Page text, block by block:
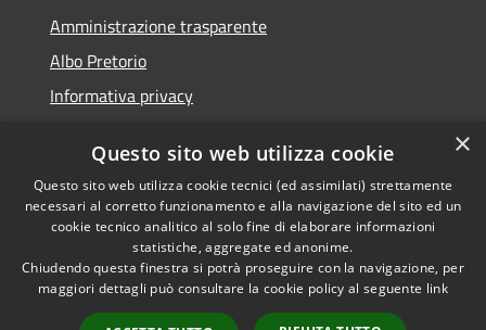
Amministrazione trasparente
Albo Pretorio
Informativa privacy
Dichiarazione di accessibilità
RSS
Accessibilità
Copyright © 2026 • Comune di
Montappone • Powered by
×
Questo sito web utilizza cookie
Questo sito web utilizza cookie tecnici (ed assimilati) strettamente
necessari al corretto funzionamento e alla navigazione del sito ed un
cookie tecnico analitico al solo fine di elaborare informazioni
statistiche, aggregate ed anonime.
Chiudendo questa finestra si potrà proseguire con la navigazione, per
maggiori dettagli può consultare la cookie policy al seguente link